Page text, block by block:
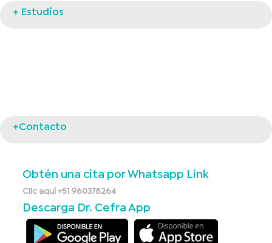
+ Estudios
+Contacto
Obtén una cita por Whatsapp Link
Clic aquí +51 960378264
Descarga Dr. Cefra App